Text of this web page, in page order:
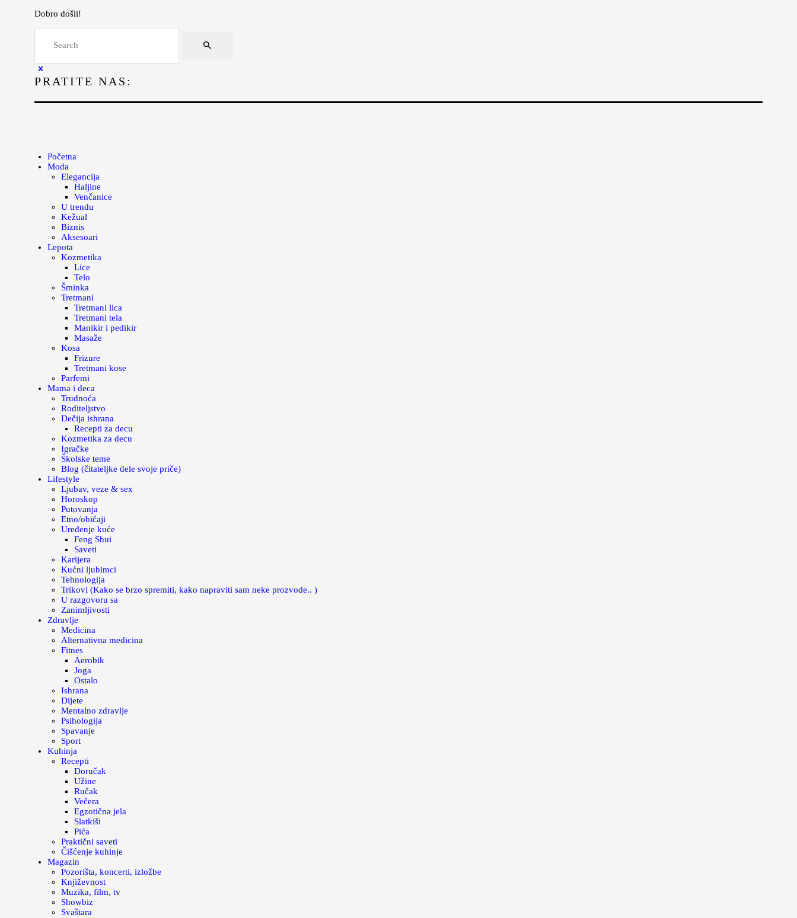
Dobro došli!
PRATITE NAS:
Početna
Moda
Elegancija
Haljine
Venčanice
U trendu
Kežual
Biznis
Aksesoari
Lepota
Kozmetika
Lice
Telo
Šminka
Tretmani
Tretmani lica
Tretmani tela
Manikir i pedikir
Masaže
Kosa
Frizure
Tretmani kose
Parfemi
Mama i deca
Trudnoća
Roditeljstvo
Dečija ishrana
Recepti za decu
Kozmetika za decu
Igračke
Školske teme
Blog (čitateljke dele svoje priče)
Lifestyle
Ljubav, veze & sex
Horoskop
Putovanja
Etno/običaji
Uređenje kuće
Feng Shui
Saveti
Karijera
Kućni ljubimci
Tehnologija
Trikovi (Kako se brzo spremiti, kako napraviti sam neke prozvode.. )
U razgovoru sa
Zanimljivosti
Zdravlje
Medicina
Alternativna medicina
Fitnes
Aerobik
Joga
Ostalo
Ishrana
Dijete
Mentalno zdravlje
Psihologija
Spavanje
Sport
Kuhinja
Recepti
Doručak
Užine
Ručak
Večera
Egzotična jela
Slatkiši
Pića
Praktični saveti
Čišćenje kuhinje
Magazin
Pozorišta, koncerti, izložbe
Književnost
Muzika, film, tv
Showbiz
Svaštara
Lepota
Mama i deca
Kuhinja
Magazin